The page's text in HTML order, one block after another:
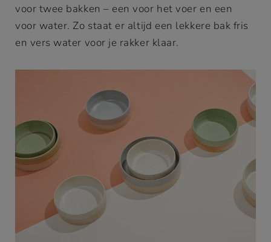
voor twee bakken – een voor het voer en een
voor water. Zo staat er altijd een lekkere bak fris
en vers water voor je rakker klaar.